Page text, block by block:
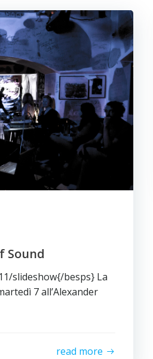
Sound
slideshow{/besps} La
7 all’Alexander
read more